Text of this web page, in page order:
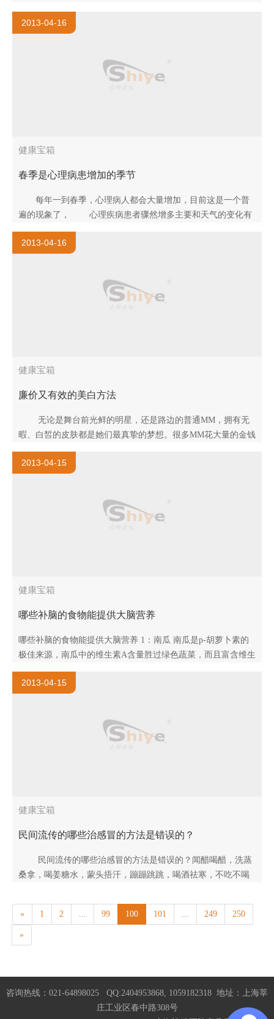
发现居住在北极的爱斯基摩人摄盐量较低，他们的血压也低，
多在1..
2013-04-16
健康宝箱
春季是心理病患增加的季节
每年一到春季，心理病人都会大量增加，目前这是一个普
遍的现象了， 心理疾病患者骤然增多主要和天气的变化有
关，春天气候多变，阴雨比较多，阳光又不够充足，人的大脑
内松果体素分泌增..
2013-04-16
健康宝箱
廉价又有效的美白方法
无论是舞台前光鲜的明星，还是路边的普通MM，拥有无
暇、白皙的皮肤都是她们最真挚的梦想。很多MM花大量的金钱
做美容，买美白产品，甚至换肤、整容，但结果却常常与..
2013-04-15
健康宝箱
哪些补脑的食物能提供大脑营养
哪些补脑的食物能提供大脑营养 1：南瓜 南瓜是p-胡萝卜素的
极佳来源，南瓜中的维生素A含量胜过绿色蔬菜，而且富含维生
素C、锌、钾和纤维素。中医认为：南瓜性味甘平，有清心醒脑
的功效，可治..
2013-04-15
健康宝箱
民间流传的哪些治感冒的方法是错误的？
民间流传的哪些治感冒的方法是错误的？闻醋喝醋，洗蒸
桑拿，喝姜糖水，蒙头捂汗，蹦蹦跳跳，喝酒祛寒，不吃不喝
« 1 2 ... 99 100 101 ... 249 250
»
咨询热线：021-64898025 QQ:2404953868, 1059182318 地址：上海莘
庄工业区春中路308号